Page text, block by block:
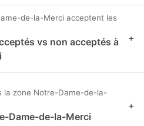
de-la-Merci acceptent les
vs non acceptés à
+
la zone Notre-Dame-de-la-
Dame-de-la-Merci
+